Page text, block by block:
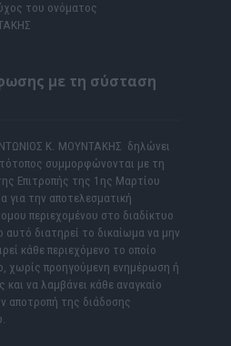
του ονόματος
με τη σύσταση
Κ. ΜΟΥΝΤΑΚΗΣ δηλώνει
συμμορφώνονται με τη
Επιτροπής της 1ης Μαρτίου
για την αποτελεσματική
περιεχομένου στο διαδίκτυο
αυτό διατηρεί το δικαίωμα να μην
κάθε περιεχόμενο το οποίο
χωρίς προηγούμενη ενημέρωση ή
να λαμβάνει κάθε αναγκαίο
αποτροπή της διάδοσης